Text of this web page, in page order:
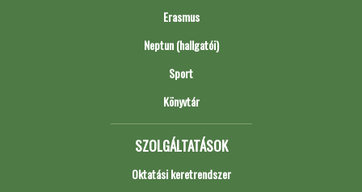
Erasmus
Neptun (hallgatói)
Sport
Könyvtár
SZOLGÁLTATÁSOK
Oktatási keretrendszer